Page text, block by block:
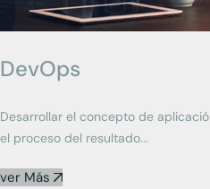
DevOps
Desarrollar el concepto de
el proceso del resultado...
ver Más